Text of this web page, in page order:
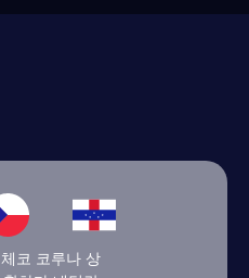
체코 코루나 상